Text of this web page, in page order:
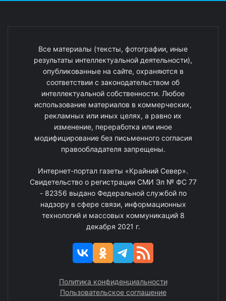
Все материалы (тексты, фотографии, иные
результаты интеллектуальной деятельности),
опубликованные на сайте, охраняются в
соответствии с законодательством об
интеллектуальной собственности. Любое
использование материалов в коммерческих,
рекламных или иных целях, а равно их
изменение, переработка или иное
модифицирование без письменного согласия
правообладателя запрещены.
Интернет-портал газеты «Крайний Север».
Свидетельство о регистрации СМИ Эл № ФС 77
- 82356 выдано Федеральной службой по
надзору в сфере связи, информационных
технологий и массовых коммуникаций 8
декабря 2021 г.
Политика конфиденциальности
Пользовательское соглашение